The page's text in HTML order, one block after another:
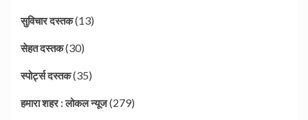
सुविचार दस्तक(13)
सेहत दस्तक(30)
स्पोर्ट्स दस्तक(35)
हमारा शहर : लोकल न्यूज(279)